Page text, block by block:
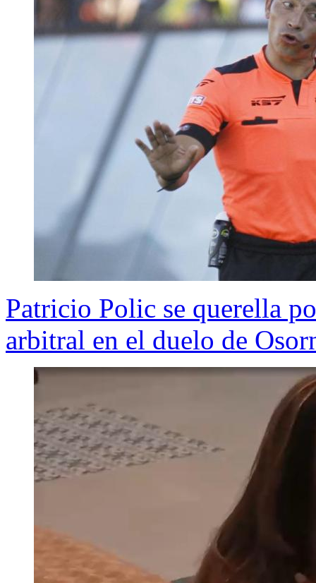
Patricio Polic se querella
arbitral en el duelo de